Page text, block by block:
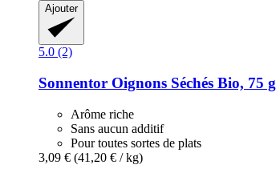
Ajouter
5.0 (2)
Sonnentor Oignons Séchés Bio, 75 g
Arôme riche
Sans aucun additif
Pour toutes sortes de plats
3,09 € (41,20 € / kg)